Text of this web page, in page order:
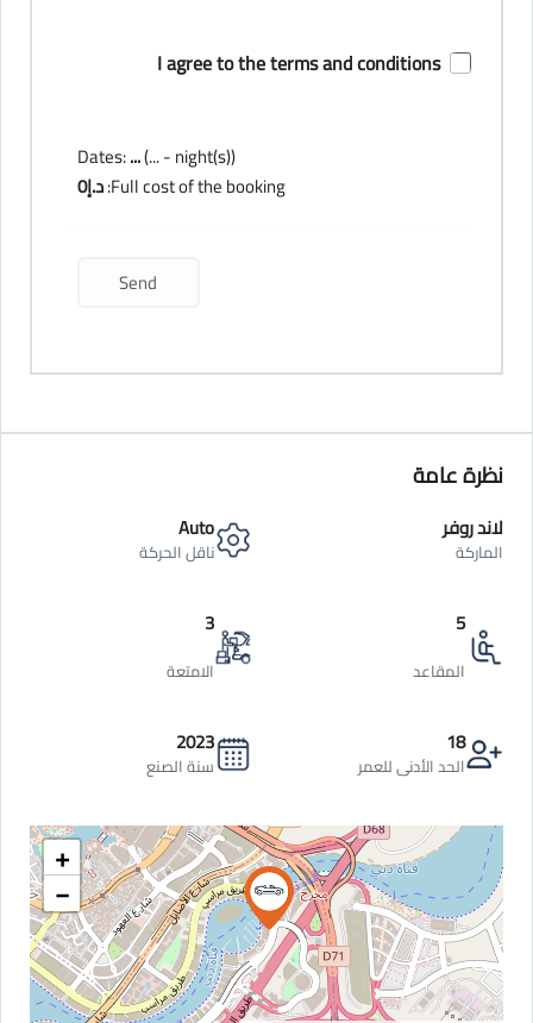
I agree to the terms and conditions
Dates:...(...- night(s))
Full cost of the booking: د.إ0
نظرة عامة
لاند روفر
الماركة
Auto
ناقل الحركة
5
المقاعد
3
الامتعة
18
الحد الأدنى للعمر
2023
سنة الصنع
+
−